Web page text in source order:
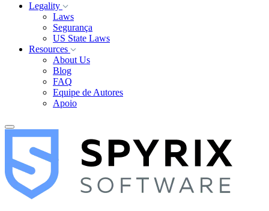
Legality
Laws
Segurança
US State Laws
Resources
About Us
Blog
FAQ
Equipe de Autores
Apoio